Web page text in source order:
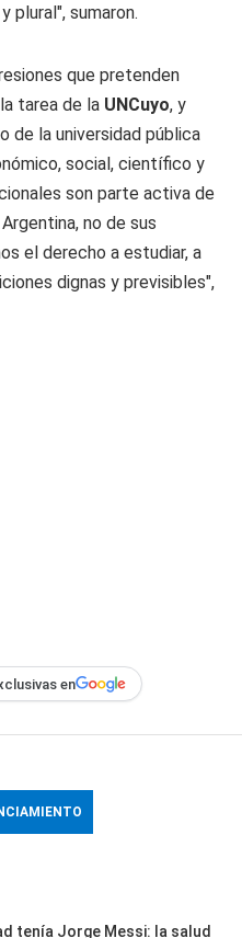
plural", sumaron.
que pretenden
tarea de la UNCuyo, y
de la universidad pública
social, científico y
son parte activa de
no de sus
el derecho a estudiar, a
dignas y previsibles",
en
tenía Jorge Messi: la salud